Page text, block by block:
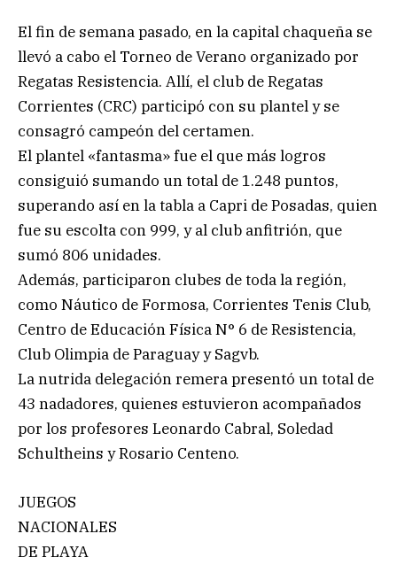
El fin de semana pasado, en la capital chaqueña se
llevó a cabo el Torneo de Verano organizado por
Regatas Resistencia. Allí, el club de Regatas
Corrientes (CRC) participó con su plantel y se
consagró campeón del certamen.
El plantel «fantasma» fue el que más logros
consiguió sumando un total de 1.248 puntos,
superando así en la tabla a Capri de Posadas, quien
fue su escolta con 999, y al club anfitrión, que
sumó 806 unidades.
Además, participaron clubes de toda la región,
como Náutico de Formosa, Corrientes Tenis Club,
Centro de Educación Física N° 6 de Resistencia,
Club Olimpia de Paraguay y Sagvb.
La nutrida delegación remera presentó un total de
43 nadadores, quienes estuvieron acompañados
por los profesores Leonardo Cabral, Soledad
Schultheins y Rosario Centeno.
JUEGOS
NACIONALES
DE PLAYA